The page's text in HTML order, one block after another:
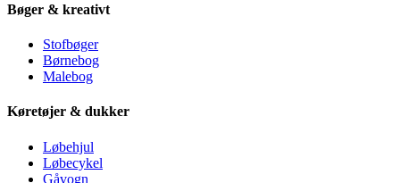
Bøger & kreativt
Stofbøger
Børnebog
Malebog
Køretøjer & dukker
Løbehjul
Løbecykel
Gåvogn